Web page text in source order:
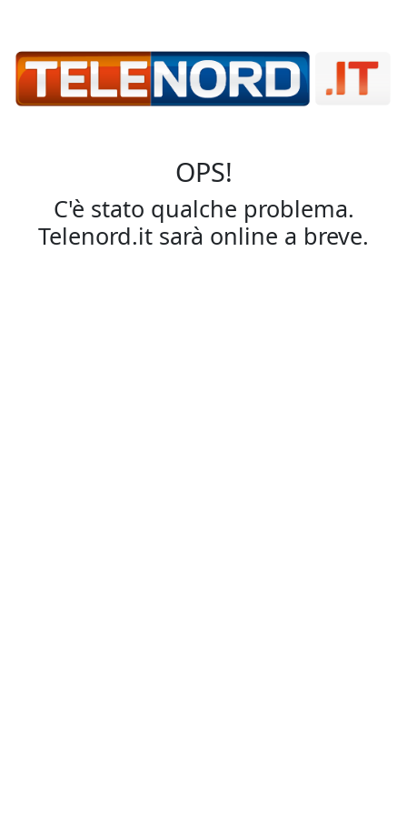
OPS!
C'è stato qualche problema.
Telenord.it sarà online a breve.